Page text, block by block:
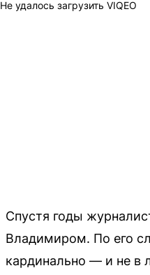
Не удалось загрузить VIQEO
Спустя годы
Владимиром. По его
кардинально — и не в